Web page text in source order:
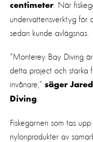
centimeter. När
undervattensverktyg för
sedan kunde avlägsnas.
“Monterey Bay Diving
detta project och starka
invånare,” säger
Diving
Fiskegarnen som tas
nylonprodukter av